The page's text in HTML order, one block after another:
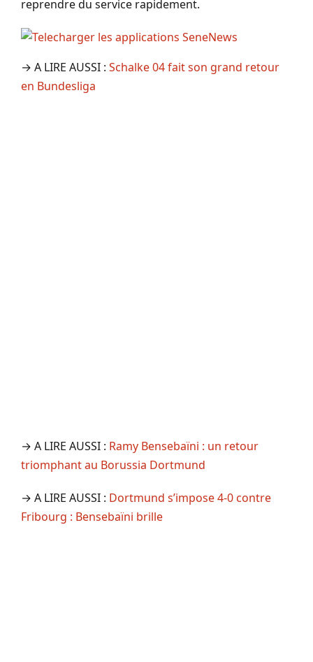
reprendre du service rapidement.
→ A LIRE AUSSI : Schalke 04 fait son grand retour
en Bundesliga
→ A LIRE AUSSI : Ramy Bensebaïni : un retour
triomphant au Borussia Dortmund
→ A LIRE AUSSI : Dortmund s’impose 4-0 contre
Fribourg : Bensebaïni brille